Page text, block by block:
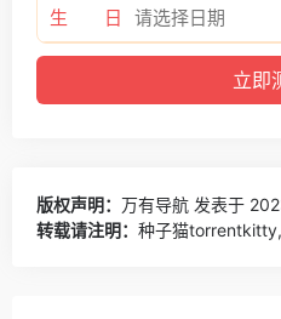
生 日
版权声明： 万有导航 发表于
转载请注明： 种子猫